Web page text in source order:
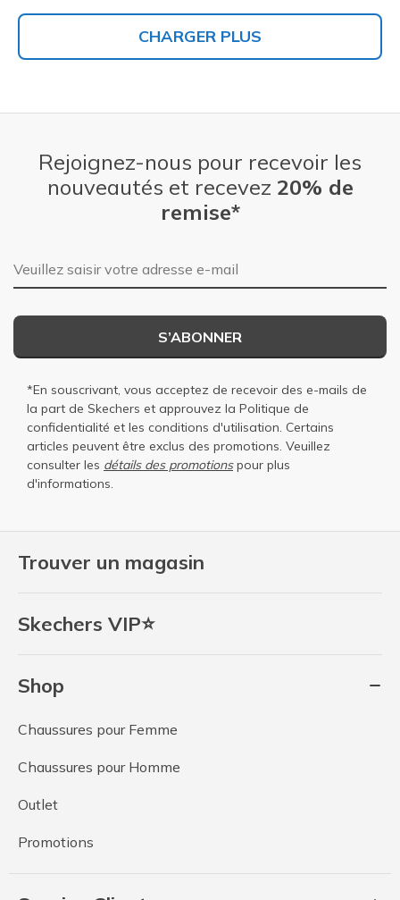
CHARGER PLUS
Trouver un magasin
Skechers VIP⭐
Shop
Chaussures pour Femme
Chaussures pour Homme
Outlet
Promotions
Rejoignez-nous pour recevoir les
nouveautés et recevez 20% de
remise*
Adresse e-mail
S’ABONNER
*En souscrivant, vous acceptez de recevoir des e-mails de
la part de Skechers et approuvez la Politique de
confidentialité et les conditions d'utilisation. Certains
articles peuvent être exclus des promotions. Veuillez
consulter les détails des promotionspour plus
d'informations.